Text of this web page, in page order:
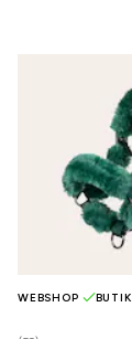
WEBSHOP BUTIK